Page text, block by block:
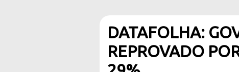
DATAFOLHA:
REPROVADO